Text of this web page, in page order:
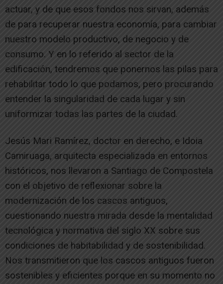
actuar, y de que esos fondos nos sirvan, además
de para recuperar nuestra economía, para cambiar
nuestro modelo productivo, de negocio y de
consumo. Y en lo referido al sector de la
edificación, tendremos que ponernos las pilas para
rehabilitar todo lo que podamos, pero procurando
entender la singularidad de cada lugar y sin
uniformizar todas las partes de la ciudad.
Jesús Mari Ramírez, doctor en derecho, e Idoia
Camiruaga, arquitecta especializada en entornos
históricos, nos llevaron a Santiago de Compostela
con el objetivo de reflexionar sobre la
modernización de los cascos antiguos,
cuestionando nuestra mirada desde la mentalidad
tecnológica y normativa del siglo XX sobre sus
condiciones de habitabilidad y de sostenibilidad.
Nos transmitieron que los cascos antiguos fueron
sostenibles y eficientes porque en su momento no